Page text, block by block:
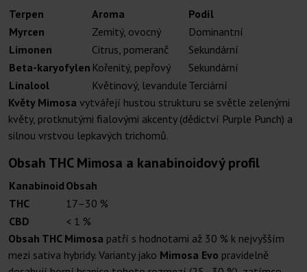
Terpen Aroma
Podíl
Myrcen
Zemitý, ovocný
Dominantní
Limonen
Citrus, pomeranč
Sekundární
Beta-karyofylen Kořenitý, pepřový
Sekundární
Linalool
Květinový, levandule Terciární
Květy Mimosa vytvářejí hustou strukturu se světle zelenými
květy, protknutými fialovými akcenty (dědictví Purple Punch) a
silnou vrstvou lepkavých trichomů.
Obsah THC Mimosa a kanabinoidový profil
Kanabinoid Obsah
THC
17–30 %
CBD
< 1 %
Obsah THC Mimosa patří s hodnotami až 30 % k nejvyšším
mezi sativa hybridy. Varianty jako Mimosa Evo pravidelně